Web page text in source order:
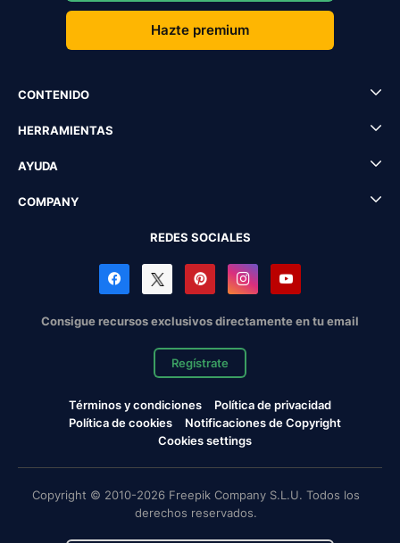
Hazte premium
CONTENIDO
HERRAMIENTAS
AYUDA
COMPANY
REDES SOCIALES
Consigue recursos exclusivos directamente en tu email
Regístrate
Términos y condiciones
Política de privacidad
Política de cookies
Notificaciones de Copyright
Cookies settings
Copyright © 2010-2026 Freepik Company S.L.U. Todos los
derechos reservados.